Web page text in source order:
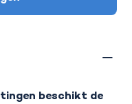
beschikt de